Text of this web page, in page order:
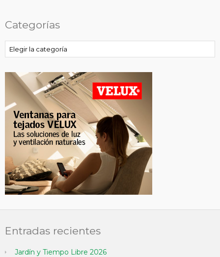
Categorías
Categorías
Entradas recientes
Jardín y Tiempo Libre 2026